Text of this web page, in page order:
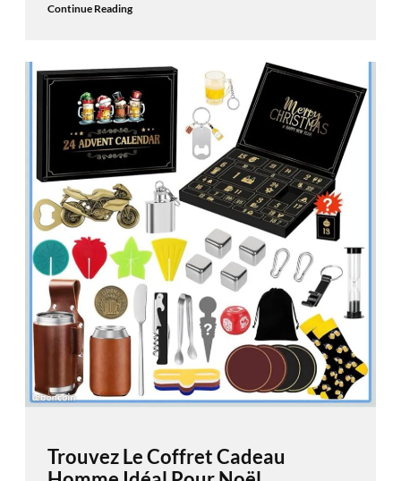
Continue Reading
Trouvez Le Coffret Cadeau